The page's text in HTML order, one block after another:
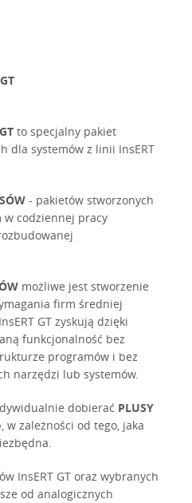
to specjalny pakiet
dla systemów z linii InsERT
- pakietów stworzonych
w codziennej pracy
możliwe jest stworzenie
firm średniej
GT zyskują dzięki
funkcjonalność bez
programów i bez
narzędzi lub systemów.
dobierać PLUSY
w zależności od tego, jaka
InsERT GT oraz wybranych
od analogicznych